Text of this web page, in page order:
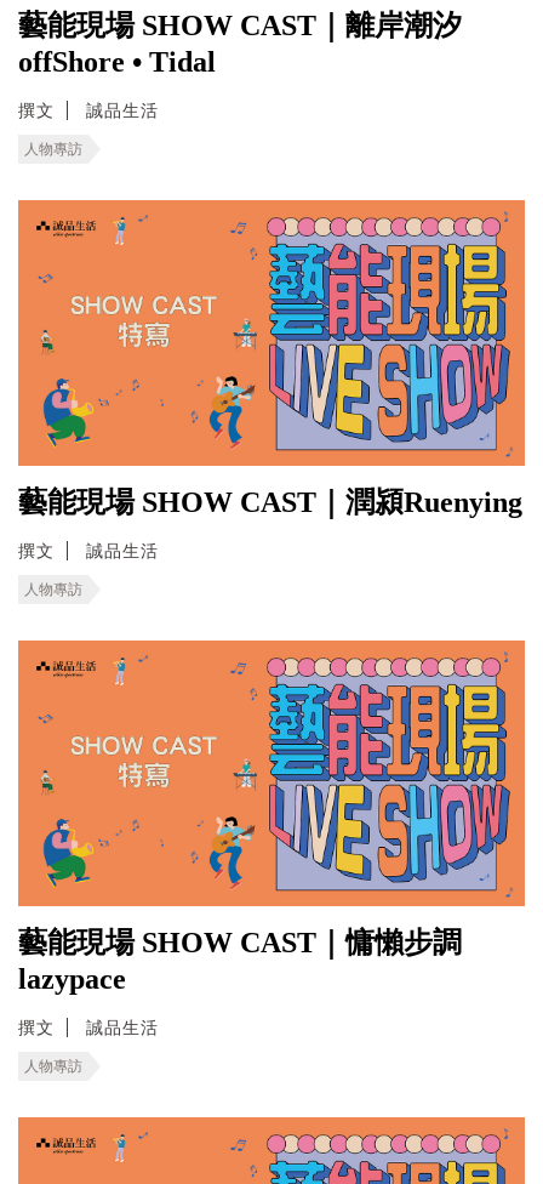
藝能現場 SHOW CAST｜離岸潮汐
offShore • Tidal
撰文 誠品生活
人物專訪
藝能現場 SHOW CAST｜潤潁Ruenying
撰文 誠品生活
人物專訪
藝能現場 SHOW CAST｜慵懶步調
lazypace
撰文 誠品生活
人物專訪